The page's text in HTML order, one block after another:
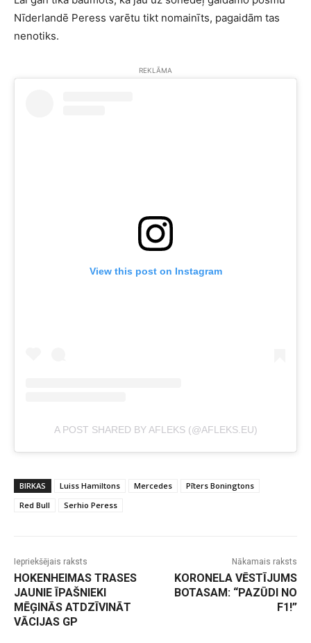
Nīderlandē Peress varētu tikt nomainīts, pagaidām tas
nenotiks.
REKLĀMA
View this post on Instagram
A POST SHARED BY AFLEKS (@AFLEKS.EU)
BIRKAS Luiss Hamiltons Mercedes
Pīters Boningtons
Red Bull
Serhio Peress
Iepriekšējais raksts
HOKENHEIMAS TRASES
JAUNIE ĪPAŠNIEKI
MĒĢINĀS ATDZĪVINĀT
VĀCIJAS GP
Nākamais raksts
KORONELA VĒSTĪJUMS
BOTASAM: “PAZŪDI NO
F1!”